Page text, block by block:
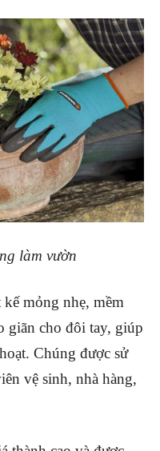
làm vườn
mỏng nhẹ, mềm
giãn cho đôi tay, giúp
Chúng được sử
vệ sinh, nhà hàng,